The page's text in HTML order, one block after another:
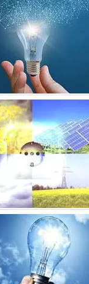
RETIFICADOR DE
SISTEMA DE ENERGIA
SISTEMA DE ENERGIA
RESIDENCIAL
SISTEMA DE ENERGIA
SISTEMA DE ENERGIA
SISTEMA ENERGIA
SISTEMA
SOFTWARE PARA
SOLUÇÕES EM
TRANSDUTOR DE
TRANSDUTOR DE
VERIFICADOR DE
ENERGIA
DISTRIBUIDOR DE
FOTOVOLTAICO
EMPRESA DE
SOLAR